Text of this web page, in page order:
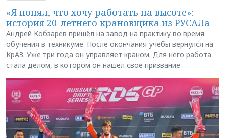
«Я понял, что хочу работать на высоте»:
история 20-летнего крановщика из РУСАЛа
Андрей Кобзарев пришёл на завод на практику во время
обучения в техникуме. После окончания учёбы вернулся на
КрАЗ. Уже три года он управляет краном. Для него работа
стала делом, в котором он нашёл своё призвание